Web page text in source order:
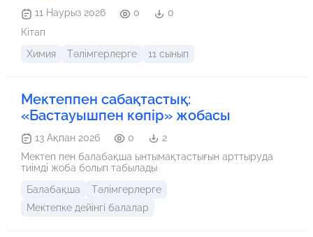
11 Наурыз 2026 0
0
Кітап
Химия
Тәлімгерлерге 11 сынып
Мектеппен сабақтастық:
«Бастауышпен көпір» жобасы
13 Ақпан 2026 0
2
Мектеп пен балабақша ынтымақтастығын арттыруда
тиімді жоба болып табылады
Балабақша
Тәлімгерлерге
Мектепке дейінгі балалар